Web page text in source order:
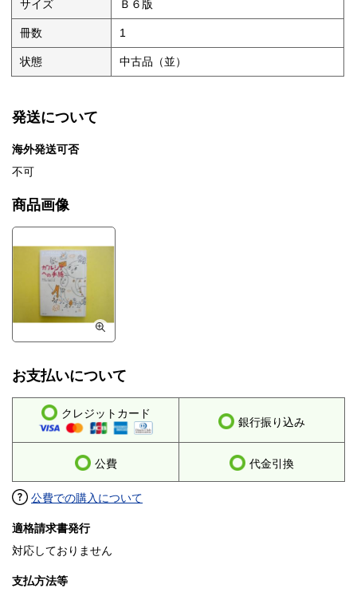
サイズ Ｂ６版
冊数 1
状態 中古品（並）
発送について
海外発送可否
不可
商品画像
お支払いについて
クレジットカード
銀行振り込み
公費 代金引換
公費での購入について
適格請求書発行
対応しておりません
支払方法等